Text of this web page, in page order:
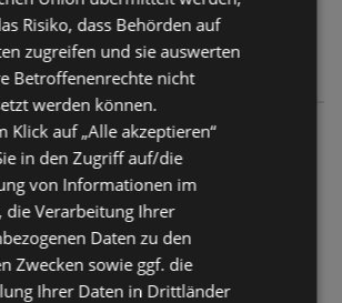
Famila: Wochenangebote
Prospekt nicht mehr gültig
Abgelaufen am:
Risiko, dass Behörden auf
zugreifen und sie auswerten
Betroffenenrechte nicht
werden können.
Klick auf „Alle akzeptieren“
in den Zugriff auf/die
von Informationen im
die Verarbeitung Ihrer
Daten zu den
Zwecken sowie ggf. die
Ihrer Daten in Drittländer